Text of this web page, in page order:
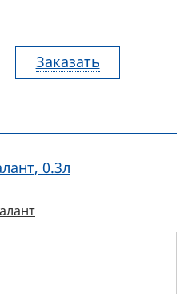
Заказать
0.3л